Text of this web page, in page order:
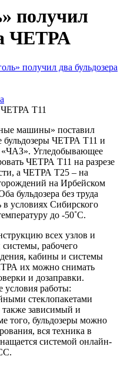
получил
ЧЕТРА
получил два бульдозера
машины» поставил
бульдозеры ЧЕТРА Т11 и
Угледобывающее
ЧЕТРА Т11 на разрезе
а ЧЕТРА Т25 – на
на Ирбейском
бульдозера без труда
в условиях Сибирского
до -50˚С.
всех узлов и
рабочего
кабины и системы
их можно снимать
и дозаправки.
работы:
стеклопакетами
зависимый и
того, бульдозеры можно
вся техника в
системой онлайн-